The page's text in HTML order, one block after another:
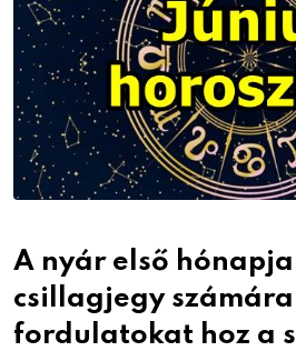
A nyár első
csillagjegy
fordulatokat hoz a